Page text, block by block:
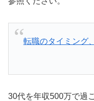
転職のタイミング
30代を年収500万で過